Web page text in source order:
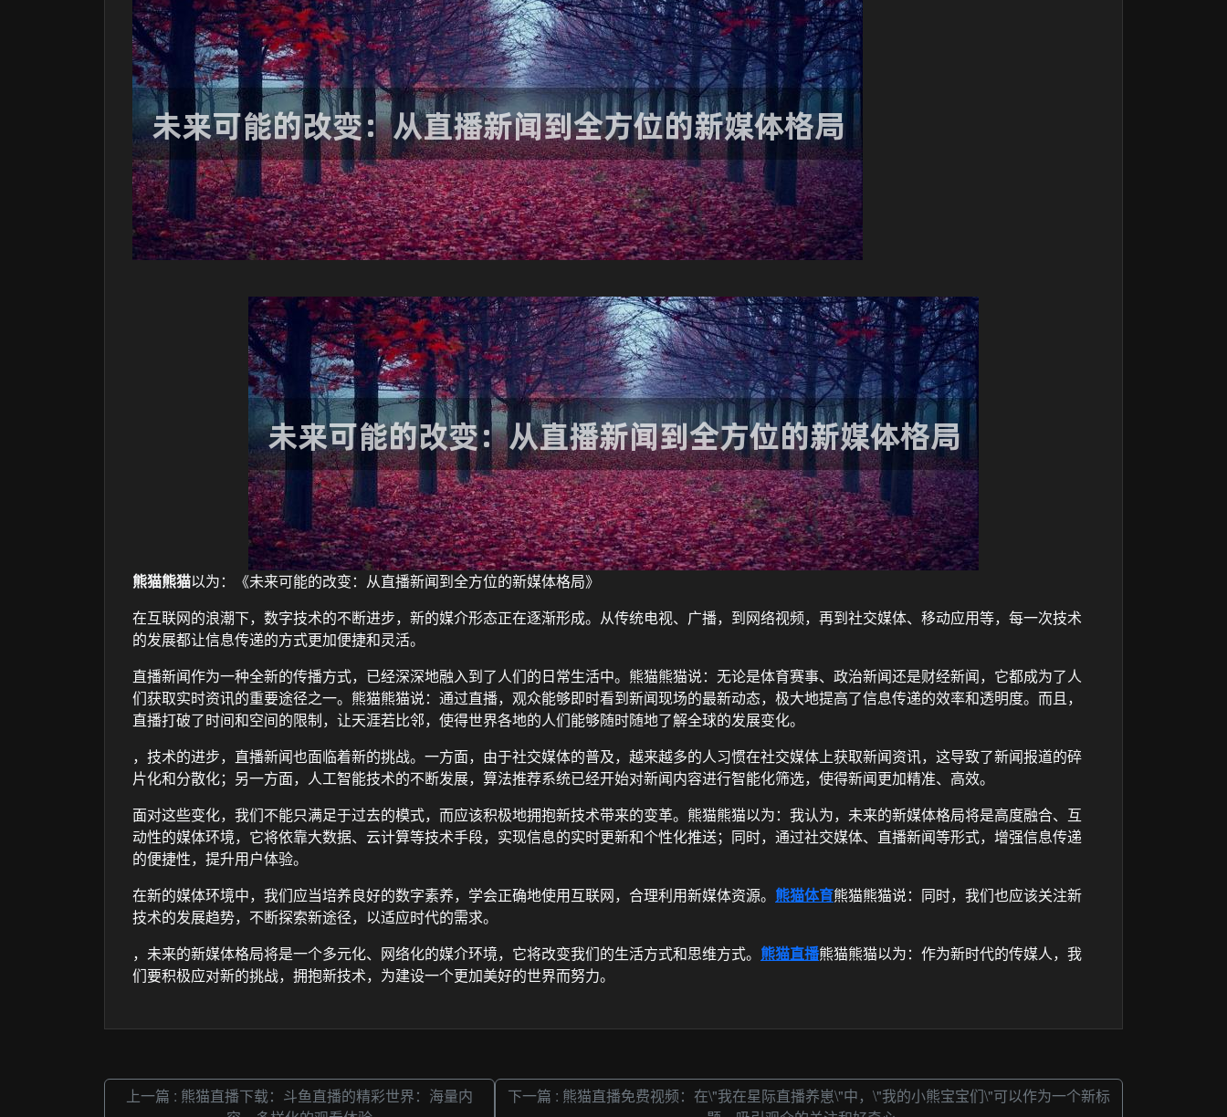
熊猫熊猫以为：《未来可能的改变：从直播新闻到全方位的新媒体格局》
在互联网的浪潮下，数字技术的不断进步，新的媒介形态正在逐渐形成。从传统电视、广播，到网络视频，再到社交媒体、移动应用等，每一次技术
的发展都让信息传递的方式更加便捷和灵活。
直播新闻作为一种全新的传播方式，已经深深地融入到了人们的日常生活中。熊猫熊猫说：无论是体育赛事、政治新闻还是财经新闻，它都成为了人
们获取实时资讯的重要途径之一。熊猫熊猫说：通过直播，观众能够即时看到新闻现场的最新动态，极大地提高了信息传递的效率和透明度。而且，
直播打破了时间和空间的限制，让天涯若比邻，使得世界各地的人们能够随时随地了解全球的发展变化。
，技术的进步，直播新闻也面临着新的挑战。一方面，由于社交媒体的普及，越来越多的人习惯在社交媒体上获取新闻资讯，这导致了新闻报道的碎
片化和分散化；另一方面，人工智能技术的不断发展，算法推荐系统已经开始对新闻内容进行智能化筛选，使得新闻更加精准、高效。
面对这些变化，我们不能只满足于过去的模式，而应该积极地拥抱新技术带来的变革。熊猫熊猫以为：我认为，未来的新媒体格局将是高度融合、互
动性的媒体环境，它将依靠大数据、云计算等技术手段，实现信息的实时更新和个性化推送；同时，通过社交媒体、直播新闻等形式，增强信息传递
的便捷性，提升用户体验。
在新的媒体环境中，我们应当培养良好的数字素养，学会正确地使用互联网，合理利用新媒体资源。 熊猫体育熊猫熊猫说：同时，我们也应该关注新
技术的发展趋势，不断探索新途径，以适应时代的需求。
，未来的新媒体格局将是一个多元化、网络化的媒介环境，它将改变我们的生活方式和思维方式。 熊猫直播熊猫熊猫以为：作为新时代的传媒人，我
们要积极应对新的挑战，拥抱新技术，为建设一个更加美好的世界而努力。
上一篇 : 熊猫直播下载：斗鱼直播的精彩世界：海量内
下一篇 : 熊猫直播免费视频：在\"我在星际直播养崽\"中，\"我的小熊宝宝们\"可以作为一个新标